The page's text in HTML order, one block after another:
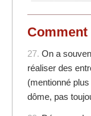
27. On a
réaliser des
(mentionné
dôme, pas